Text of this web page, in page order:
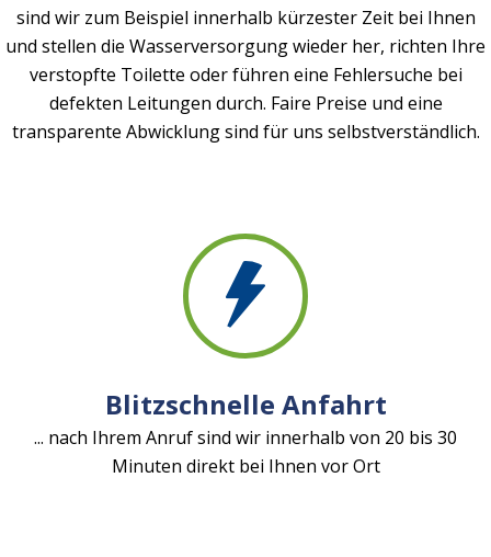
sind wir zum Beispiel innerhalb kürzester Zeit bei Ihnen
und stellen die Wasserversorgung wieder her, richten Ihre
verstopfte Toilette oder führen eine Fehlersuche bei
defekten Leitungen durch. Faire Preise und eine
transparente Abwicklung sind für uns selbstverständlich.
Blitzschnelle Anfahrt
... nach Ihrem Anruf sind wir innerhalb von 20 bis 30
Minuten direkt bei Ihnen vor Ort